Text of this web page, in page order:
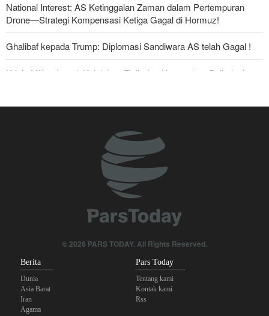
National Interest: AS Ketinggalan Zaman dalam Pertempuran
Drone—Strategi Kompensasi Ketiga Gagal di Hormuz!
Ghalibaf kepada Trump: Diplomasi Sandiwara AS telah Gagal !
Krisis Militer Israel; Kelelahan Fisik dan Keruntuhan Psikologis
Foreign Policy: Riyadh Terjepit di Antara Iran dan Ansarullah,
Yahya Saree: Kami Hancurkan Posisi Pasukan Bayaran Saudi
dengan Rudal Balistik dan Drone
Brigjen Akrami Nia: Artesh dalam Kondisi Siaga Penuh
Anggota Kongres AS Khawatirkan Dampak Menipisnya Rudal
Amerika Hadapi Iran
© 2026 PARS TODAY. All Rights Reserved.
Berita
Dunia
Asia Barat
Iran
Agama
Pars Today
Tentang kami
Kontak kami
Rss